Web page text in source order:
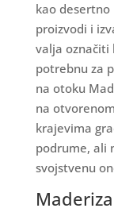
kao desertno
proizvodi i
valja označiti
potrebnu za
na otoku
na
krajevima
podrume, ali
svojstvenu